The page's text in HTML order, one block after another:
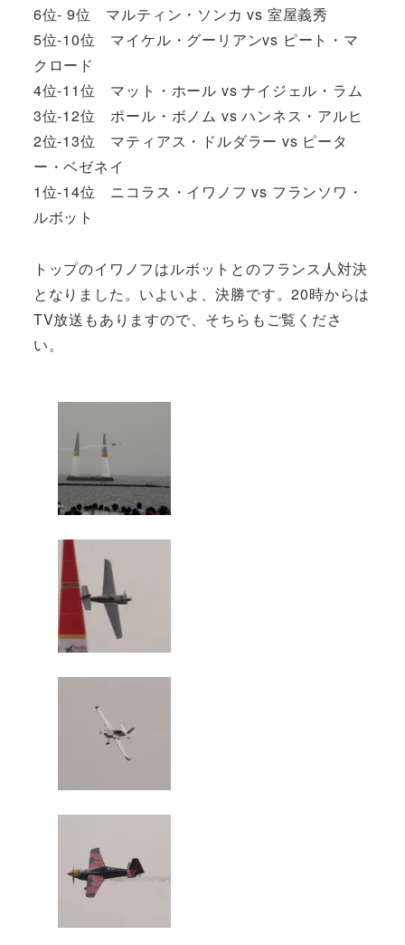
6位- 9位 マルティン・ソンカ vs 室屋義秀
5位-10位 マイケル・グーリアンvs ピート・マ
クロード
4位-11位 マット・ホール vs ナイジェル・ラム
3位-12位 ポール・ボノム vs ハンネス・アルヒ
2位-13位 マティアス・ドルダラー vs ピータ
ー・ベゼネイ
1位-14位 ニコラス・イワノフ vs フランソワ・
ルボット
トップのイワノフはルボットとのフランス人対決
となりました。いよいよ、決勝です。20時からは
TV放送もありますので、そちらもご覧くださ
い。